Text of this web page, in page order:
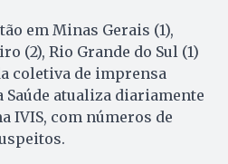
em Minas Gerais (1),
(2), Rio Grande do Sul (1)
coletiva de imprensa
atualiza diariamente
IVIS, com números de